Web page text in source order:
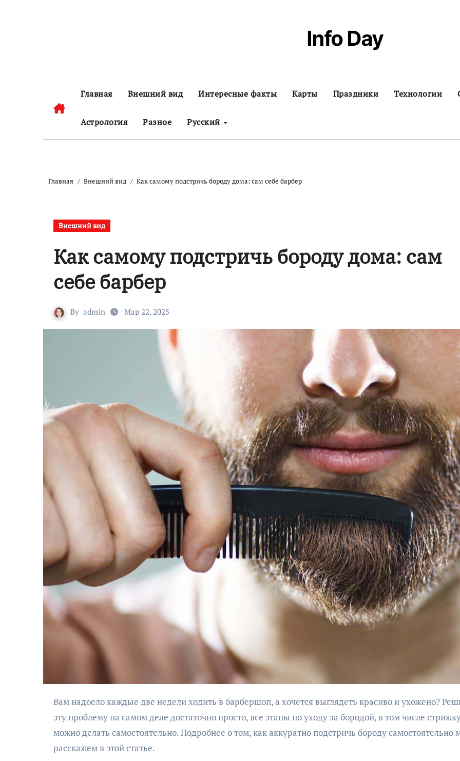
Info Day
Главная Внешний вид Интересные факты Карты Праздники Технологии
Астрология Разное Русский
Главная Внешний вид Как самому подстричь бороду дома: сам себе барбер
Внешний вид
Как самому подстричь бороду дома: сам
себе барбер
By admin Мар 22, 2025
Вам надоело каждые две недели ходить в барбершоп, а хочется выглядеть красиво и ухожено? Решить
эту проблему на самом деле достаточно просто, все этапы по уходу за бородой, в том числе
можно делать самостоятельно. Подробнее о том, как аккуратно подстричь бороду самостоятельно
расскажем в этой статье.